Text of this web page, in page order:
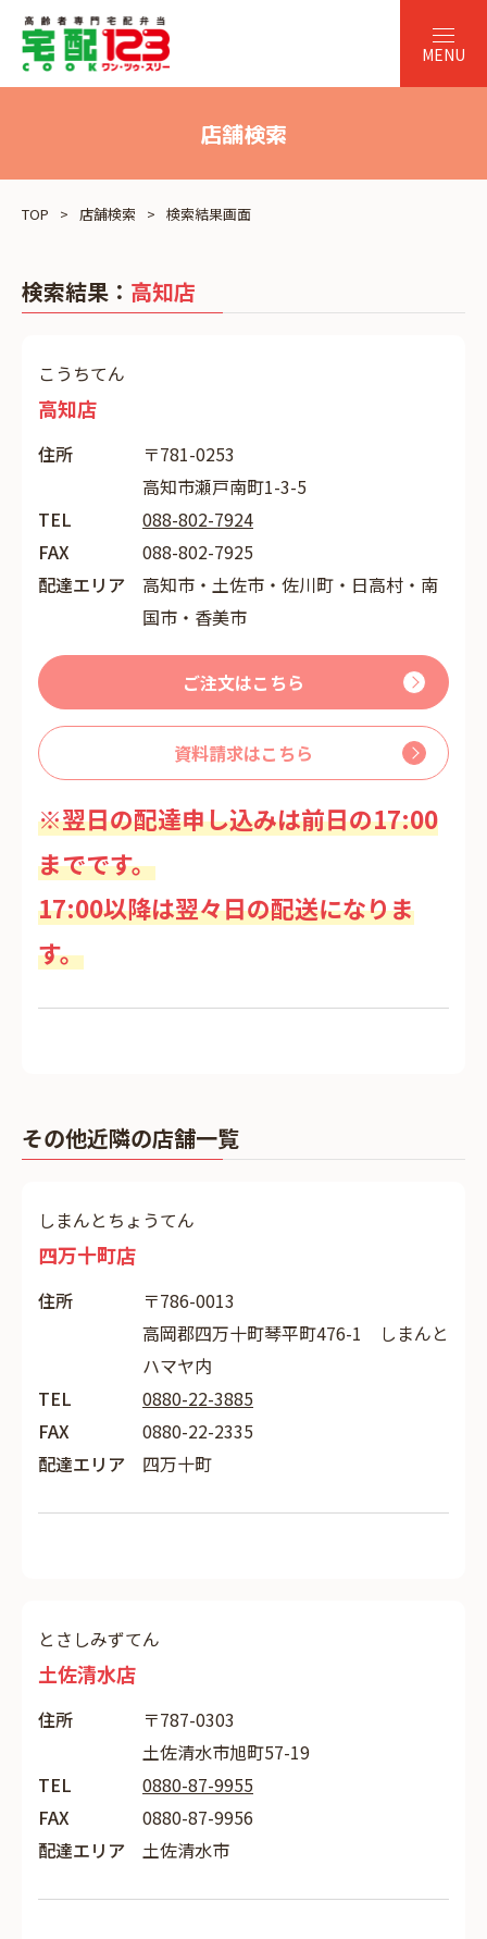
店舗検索
TOP 店舗検索 検索結果画面
検索結果： 高知店
こうちてん
高知店
住所
〒781-0253
高知市瀬戸南町1-3-5
TEL
088-802-7924
FAX
088-802-7925
配達エリア
高知市・土佐市・佐川町・日高村・南
国市・香美市
ご注文はこちら
資料請求はこちら
※翌日の配達申し込みは前日の17:00
までです。
17:00以降は翌々日の配送になりま
す。
その他近隣の店舗一覧
しまんとちょうてん
四万十町店
住所
〒786-0013
高岡郡四万十町琴平町476-1 しまんと
ハマヤ内
TEL
0880-22-3885
FAX
0880-22-2335
配達エリア
四万十町
とさしみずてん
土佐清水店
住所
〒787-0303
土佐清水市旭町57-19
TEL
0880-87-9955
FAX
0880-87-9956
配達エリア
土佐清水市